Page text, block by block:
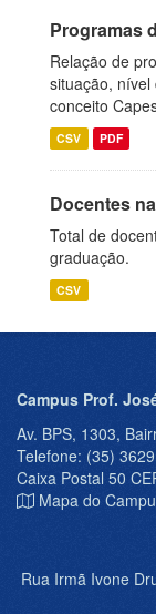
Programas
Relação de
situação, nível
conceito
CSV PDF
Docentes
Total de
graduação.
CSV
Campus Prof.
Av. BPS, 1303,
Telefone: (35)
Caixa Postal 50
Mapa do
Rua Irmã Ivone